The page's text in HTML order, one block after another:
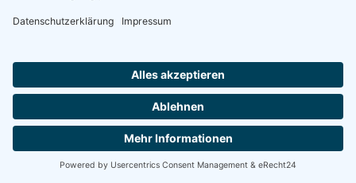
„Die Wirtschaft muss sich darauf
angehende Azubis das
notwendige Rüstzeug